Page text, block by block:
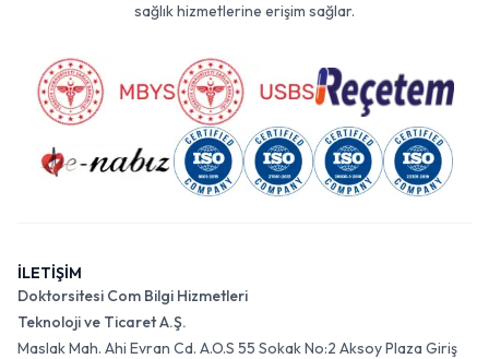
sağlık hizmetlerine erişim sağlar.
İLETİŞİM
Doktorsitesi Com Bilgi Hizmetleri
Teknoloji ve Ticaret A.Ş.
Maslak Mah. Ahi Evran Cd. A.O.S 55 Sokak No:2 Aksoy Plaza Giriş